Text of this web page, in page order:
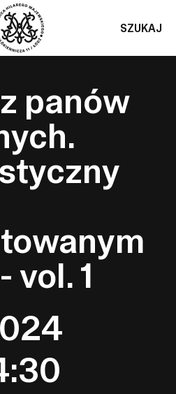
SZUKAJ
panów
vol. 1